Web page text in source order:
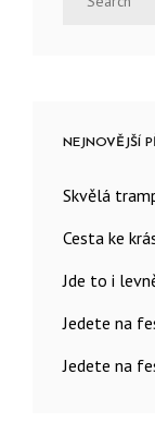
NEJNOVĚJŠÍ
Skvělá
Cesta ke
Jde to i
Jedete na
Jedete na